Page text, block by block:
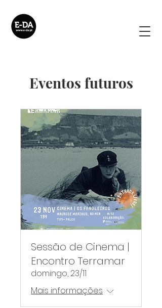
Eventos futuros
Sessão de Cinema |
Encontro Terramar
domingo, 23/11
Mais informações